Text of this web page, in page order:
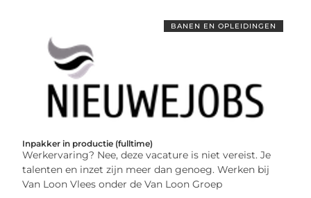
BANEN EN OPLEIDINGEN
Inpakker in productie (fulltime)
Werkervaring? Nee, deze vacature is niet vereist. Je
talenten en inzet zijn meer dan genoeg. Werken bij
Van Loon Vlees onder de Van Loon Groep